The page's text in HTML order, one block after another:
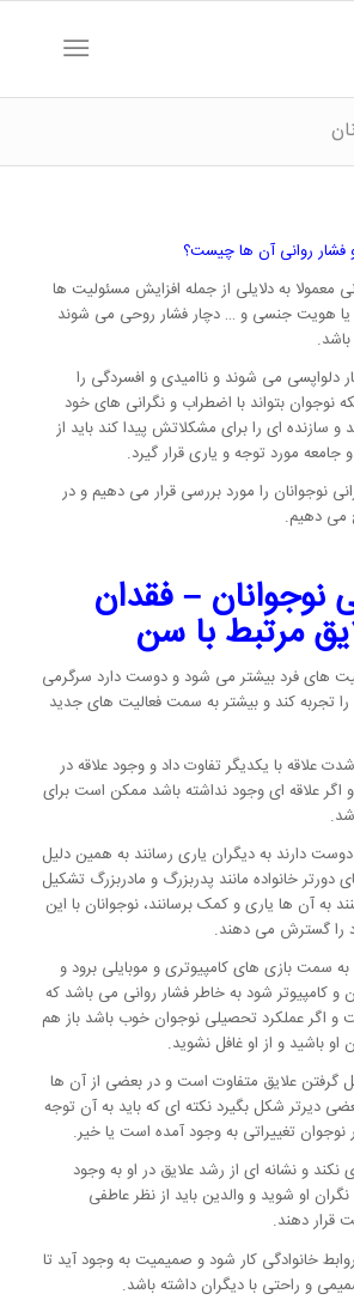
و فشار روانی آن ها چیست؟
معمولا به دلایلی از جمله افزایش مسئولیت ها
یا هویت جنسی و … دچار فشار روحی می شوند
دلواپسی می شوند و ناامیدی و افسردگی را
نوجوان بتواند با اضطراب و نگرانی های خود
و سازنده ای را برای مشکلاتش پیدا کند باید از
مورد توجه و یاری قرار گیرد.
نوجوانان را مورد بررسی قرار می دهیم و در
می دهیم.
نوجوانان – فقدان
مرتبط با سن
های فرد بیشتر می شود و دوست دارد سرگرمی
تجربه کند و بیشتر به سمت فعالیت های جدید
شدت علاقه با یکدیگر تفاوت داد و وجود علاقه در
علاقه ای وجود نداشته باشد ممکن است برای
دارند به دیگران یاری رسانند به همین دلیل
دورتر خانواده مانند پدربزرگ و مادربزرگ تشکیل
آن ها یاری و کمک برسانند، نوجوانان با این
را گسترش می دهند.
سمت بازی های کامپیوتری و موبایلی برود و
و کامپیوتر شود به خاطر فشار روانی می باشد که
و اگر عملکرد تحصیلی نوجوان خوب باشد باز هم
باشید و از او غافل نشوید.
گرفتن علایق متفاوت است و در بعضی از آن ها
دیرتر شکل بگیرد نکته ای که باید به آن توجه
تغییراتی به وجود آمده است یا خیر.
و نشانه ای از رشد علایق در او به وجود
نگران او شوید و والدین باید از نظر عاطفی
قرار دهند.
خانوادگی کار شود و صمیمیت به وجود آید تا
و راحتی با دیگران داشته باشد.